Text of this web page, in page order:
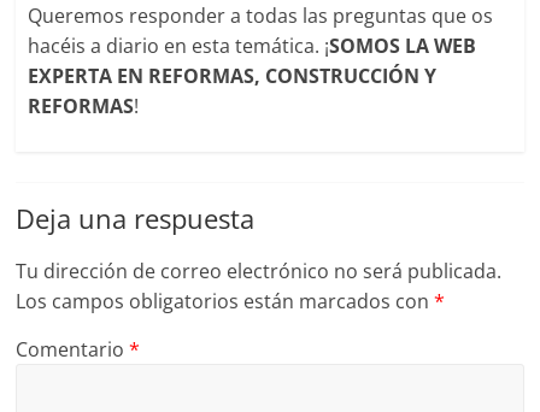
Queremos responder a todas las preguntas que os
hacéis a diario en esta temática. ¡SOMOS LA WEB
EXPERTA EN REFORMAS, CONSTRUCCIÓN Y
REFORMAS!
Deja una respuesta
Tu dirección de correo electrónico no será publicada.
Los campos obligatorios están marcados con*
Comentario*